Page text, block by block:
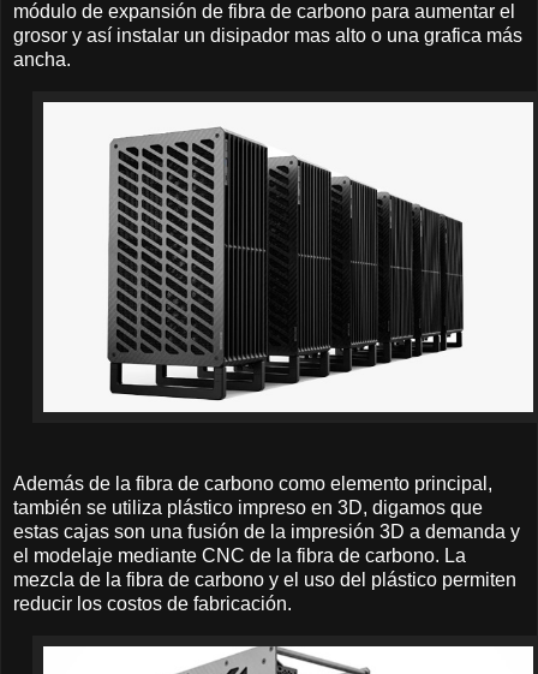
módulo de expansión de fibra de carbono para aumentar el
grosor y así instalar un disipador mas alto o una grafica más
ancha.
Además de la fibra de carbono como elemento principal,
también se utiliza plástico impreso en 3D, digamos que
estas cajas son una fusión de la impresión 3D a demanda y
el modelaje mediante CNC de la fibra de carbono. La
mezcla de la fibra de carbono y el uso del plástico permiten
reducir los costos de fabricación.